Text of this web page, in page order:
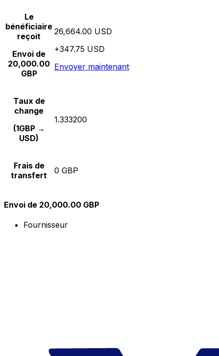
Le
bénéficiaire
reçoit
Envoi de
20,000.00
GBP
26,664.00 USD
+347.75 USD
Envoyer maintenant
Taux de
change
(1GBP →
USD)
1.333200
Frais de
transfert
0 GBP
Envoi de 20,000.00 GBP
Fournisseur